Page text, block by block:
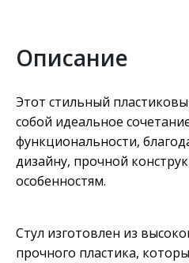
Описание
Этот стильный
собой идеальное
функциональности,
дизайну, прочной
особенностям.
Стул изготовлен из
прочного пластика,